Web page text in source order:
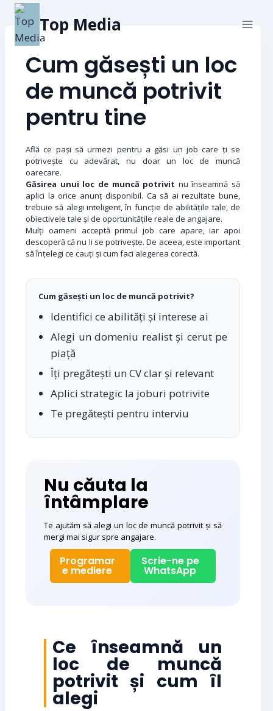
Top Media
Cum găsești un loc
de muncă potrivit
pentru tine
Află ce pași să urmezi pentru a găsi un job care ți se
potrivește cu adevărat, nu doar un loc de muncă
oarecare.
Găsirea unui loc de muncă potrivit nu înseamnă să
aplici la orice anunț disponibil. Ca să ai rezultate bune,
trebuie să alegi inteligent, în funcție de abilitățile tale, de
obiectivele tale și de oportunitățile reale de angajare.
Mulți oameni acceptă primul job care apare, iar apoi
descoperă că nu li se potrivește. De aceea, este important
să înțelegi ce cauți și cum faci alegerea corectă.
Cum găsești un loc de muncă potrivit?
Identifici ce abilități și interese ai
Alegi un domeniu realist și cerut pe
piață
Îți pregătești un CV clar și relevant
Aplici strategic la joburi potrivite
Te pregătești pentru interviu
Nu căuta la
întâmplare
Te ajutăm să alegi un loc de muncă potrivit și să
mergi mai sigur spre angajare.
Programar
e mediere
Scrie-ne pe
WhatsApp
Ce înseamnă un
loc de muncă
potrivit și cum îl
alegi